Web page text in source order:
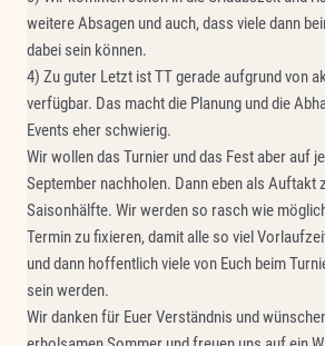
weitere Absagen und auch, dass viele dann
dabei sein können.
4) Zu guter Letzt ist TT gerade aufgrund von
verfügbar. Das macht die Planung und die
Events eher schwierig.
Wir wollen das Turnier und das Fest aber auf
September nachholen. Dann eben als Auftakt
Saisonhälfte. Wir werden so rasch wie
Termin zu fixieren, damit alle so viel
und dann hoffentlich viele von Euch beim
sein werden.
Wir danken für Euer Verständnis und